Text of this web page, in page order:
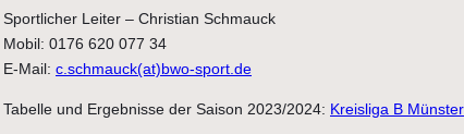
Sportlicher Leiter – Christian Schmauck
Mobil: 0176 620 077 34
E-Mail: c.schmauck(at)bwo-sport.de
Tabelle und Ergebnisse der Saison 2023/2024: Kreisliga B Münster